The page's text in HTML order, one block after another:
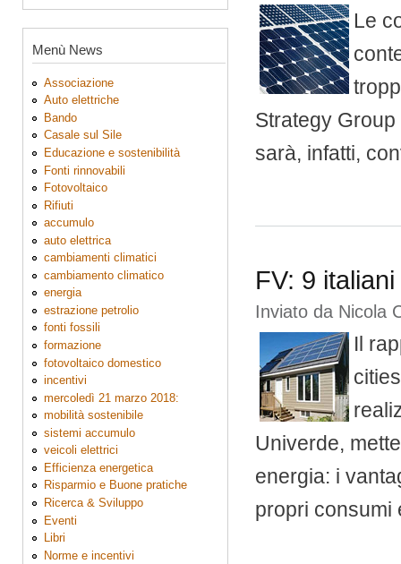
Menù News
Associazione
Auto elettriche
Bando
Casale sul Sile
Educazione e sostenibilità
Fonti rinnovabili
Fotovoltaico
Rifiuti
accumulo
auto elettrica
cambiamenti climatici
cambiamento climatico
energia
estrazione petrolio
fonti fossili
formazione
fotovoltaico domestico
incentivi
mercoledì 21 marzo 2018:
mobilità sostenibile
sistemi accumulo
veicoli elettrici
Efficienza energetica
Risparmio e Buone pratiche
Ricerca & Sviluppo
Eventi
Libri
Norme e incentivi
Le
Strategy
sarà, infatti,
FV: 9
Inviato da Nicola
Il
Univerde,
energia: i
propri consumi